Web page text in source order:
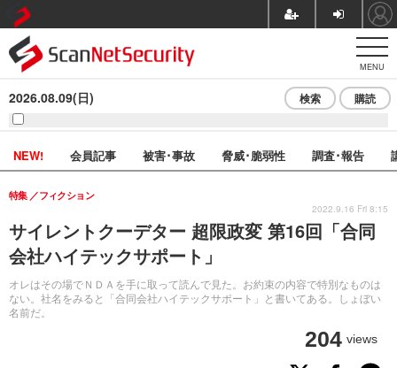
MENU
2026.08.09(日) 検索 購読
NEW! 会員記事 被害･事故 脅威･脆弱性 調査･報告
サイレントクーデター 超限政変 第16回「合同
会社ハイテックサポート」
オレはその場でＮＤＡを手に取って読んで見た。お約束の内容で特別なものは
ない。社名をみると「合同会社ハイテックサポート」と書いてある。しょぼい
名前だ。
特集 フィクション
204 views
2022.9.16 Fri 8:15